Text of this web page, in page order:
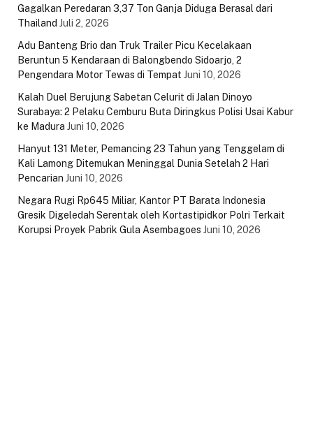
Gagalkan Peredaran 3,37 Ton Ganja Diduga Berasal dari
Thailand Juli 2, 2026
Adu Banteng Brio dan Truk Trailer Picu Kecelakaan
Beruntun 5 Kendaraan di Balongbendo Sidoarjo, 2
Pengendara Motor Tewas di Tempat Juni 10, 2026
Kalah Duel Berujung Sabetan Celurit di Jalan Dinoyo
Surabaya: 2 Pelaku Cemburu Buta Diringkus Polisi Usai Kabur
ke Madura Juni 10, 2026
Hanyut 131 Meter, Pemancing 23 Tahun yang Tenggelam di
Kali Lamong Ditemukan Meninggal Dunia Setelah 2 Hari
Pencarian Juni 10, 2026
Negara Rugi Rp645 Miliar, Kantor PT Barata Indonesia
Gresik Digeledah Serentak oleh Kortastipidkor Polri Terkait
Korupsi Proyek Pabrik Gula Asembagoes Juni 10, 2026